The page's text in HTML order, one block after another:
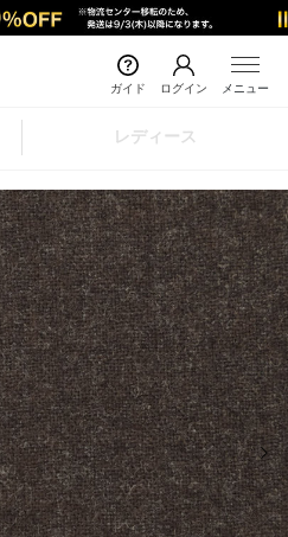
ガイド ログイン メニュー
レディース
次